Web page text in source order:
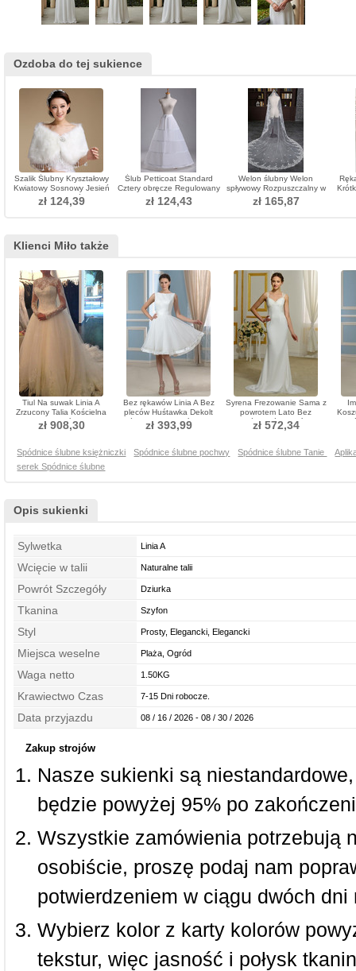
Ozdoba do tej sukience
Szalik Ślubny Kryształowy
Kwiatowy Sosnowy Jesień
Bez Rękawów
zł 124,39
Ślub Petticoat Standard
Cztery obręcze Regulowany
Modny Poliester Tafeta
zł 124,43
Welon ślubny Welon
spływowy Rozpuszczalny w
wodzie welon koronkowy
zł 165,87
Klienci Miło także
Tiul Na suwak Linia A
Zrzucony Talia Kościelna
Sukienka ślubne
zł 908,30
Bez rękawów Linia A Bez
pleców Huśtawka Dekolt
łódka Sukienka ślubne
zł 393,99
Syrena Frezowanie Sama z
powrotem Lato Bez
rękawów Spódnica ślubne
zł 572,34
Spódnice ślubne księżniczki Spódnice ślubne pochwy Spódnice ślubne Tanie
serek Spódnice ślubne
Opis sukienki
Sylwetka Linia A
Wcięcie w talii Naturalne talii
Powrót Szczegóły Dziurka
Tkanina Szyfon
Styl Prosty, Elegancki, Elegancki
Miejsca weselne Plaża, Ogród
Waga netto 1.50KG
Krawiectwo Czas 7-15 Dni robocze.
Data przyjazdu 08 / 16 / 2026 - 08 / 30 / 2026
Zakup strojów
Nasze sukienki są
będzie powyżej 95% po
Wszystkie zamówienia potrzebują
osobiście, proszę podaj nam
potwierdzeniem w ciągu dwóch dni
Wybierz kolor z karty kolorów
tekstur, więc jasność i połysk